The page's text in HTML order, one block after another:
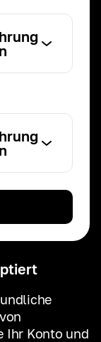
Ihr Konto und